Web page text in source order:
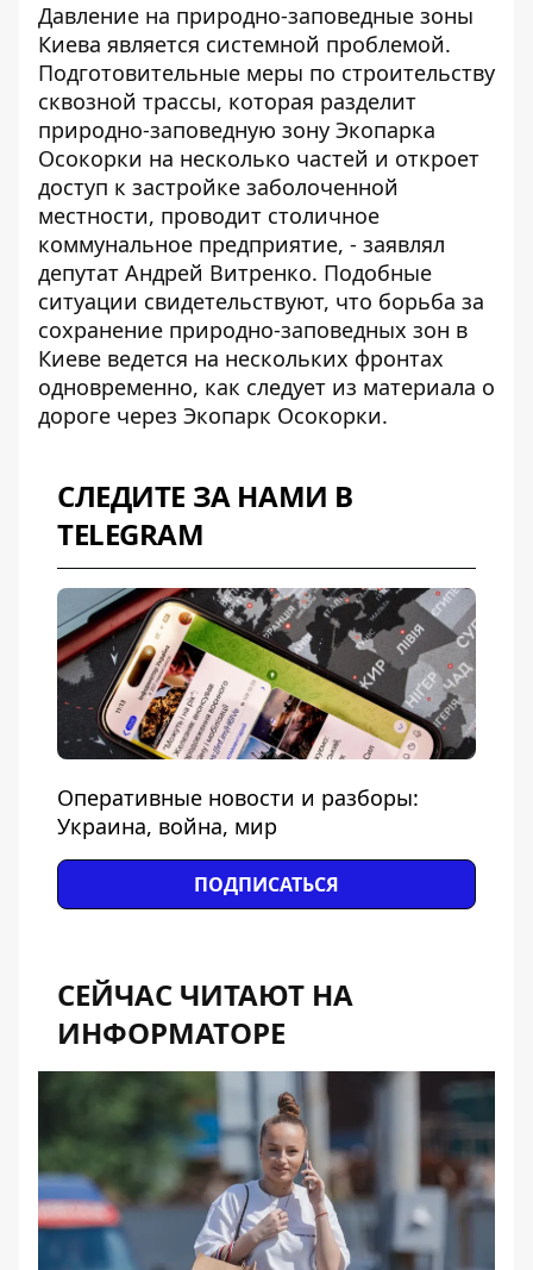
Давление на природно-заповедные зоны
Киева является системной проблемой.
Подготовительные меры по строительству
сквозной трассы, которая разделит
природно-заповедную зону Экопарка
Осокорки на несколько частей и откроет
доступ к застройке заболоченной
местности, проводит столичное
коммунальное предприятие, - заявлял
депутат Андрей Витренко. Подобные
ситуации свидетельствуют, что борьба за
сохранение природно-заповедных зон в
Киеве ведется на нескольких фронтах
одновременно, как следует из материала о
дороге через Экопарк Осокорки.
СЛЕДИТЕ ЗА НАМИ В
TELEGRAM
Оперативные новости и разборы:
Украина, война, мир
ПОДПИСАТЬСЯ
СЕЙЧАС ЧИТАЮТ НА
ИНФОРМАТОРЕ